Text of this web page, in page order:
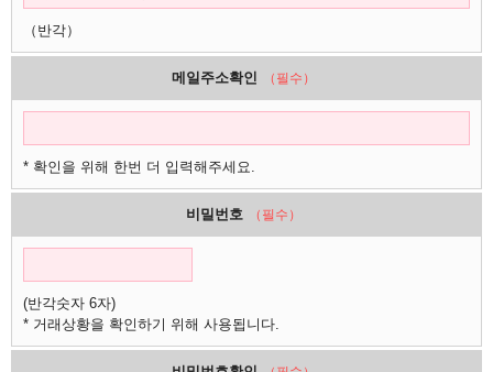
（반각）
메일주소확인 （필수）
* 확인을 위해 한번 더 입력해주세요.
비밀번호 （필수）
(반각숫자 6자)
* 거래상황을 확인하기 위해 사용됩니다.